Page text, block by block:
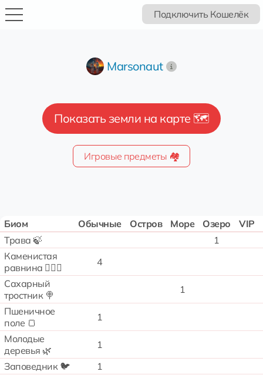
Подключить Кошелёк
Marsonaut
Показать земли на карте 🗺️
Игровые предметы 🏘️
Биом Обычные Остров Море Озеро
VIP
Трава 🍃
1
Каменистая
равнина 🧗🏻‍♂️
4
Сахарный
тростник 🍭
1
Пшеничное
поле 🍞
1
Молодые
деревья 🌿
1
Заповедник 🐦
1